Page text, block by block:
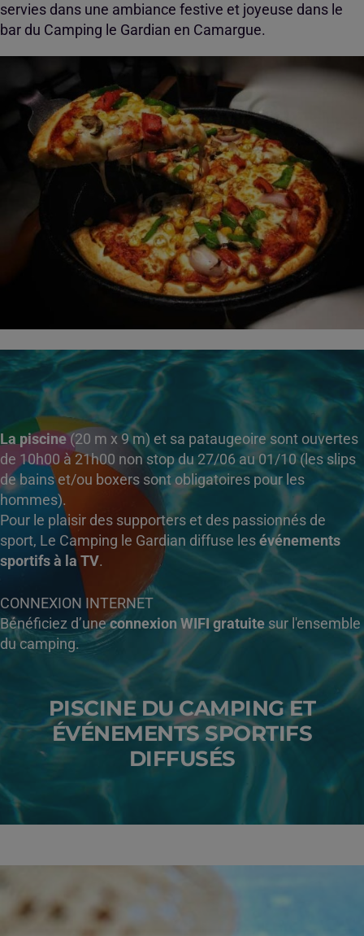
servies dans une ambiance festive et joyeuse dans le
bar du Camping le Gardian en Camargue.
La piscine(20 m x 9 m) et sa pataugeoire sont ouvertes
de 10h00 à 21h00 non stop du 27/06 au 01/10 (les slips
de bains et/ou boxers sont obligatoires pour les
hommes).
Pour le plaisir des supporters et des passionnés de
sport, Le Camping le Gardian diffuse lesévénements
sportifs à la TV.
CONNEXION INTERNET
Bénéficiez d’uneconnexion WIFI gratuite sur l'ensemble
du camping.
PISCINE DU CAMPING ET
ÉVÉNEMENTS SPORTIFS
DIFFUSÉS